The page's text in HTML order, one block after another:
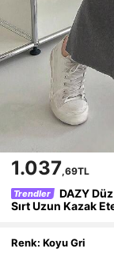
1.037,69TL
Trendler
DAZY
Sırt Uzun Kazak
Renk: Koyu Gri